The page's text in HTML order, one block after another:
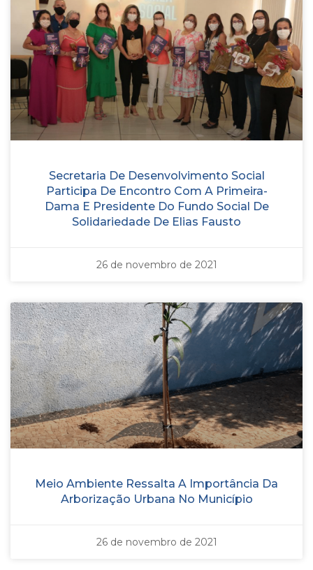
Secretaria De Desenvolvimento Social
Participa De Encontro Com A Primeira-
Dama E Presidente Do Fundo Social De
Solidariedade De Elias Fausto
26 de novembro de 2021
Meio Ambiente Ressalta A Importância Da
Arborização Urbana No Município
26 de novembro de 2021